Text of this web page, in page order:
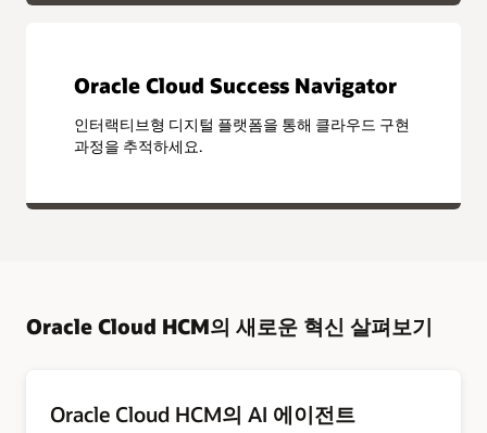
Oracle Cloud Success Navigator
인터랙티브형 디지털 플랫폼을 통해 클라우드 구현
과정을 추적하세요.
Oracle Cloud HCM의 새로운 혁신 살펴보기
Oracle Cloud HCM의 AI 에이전트